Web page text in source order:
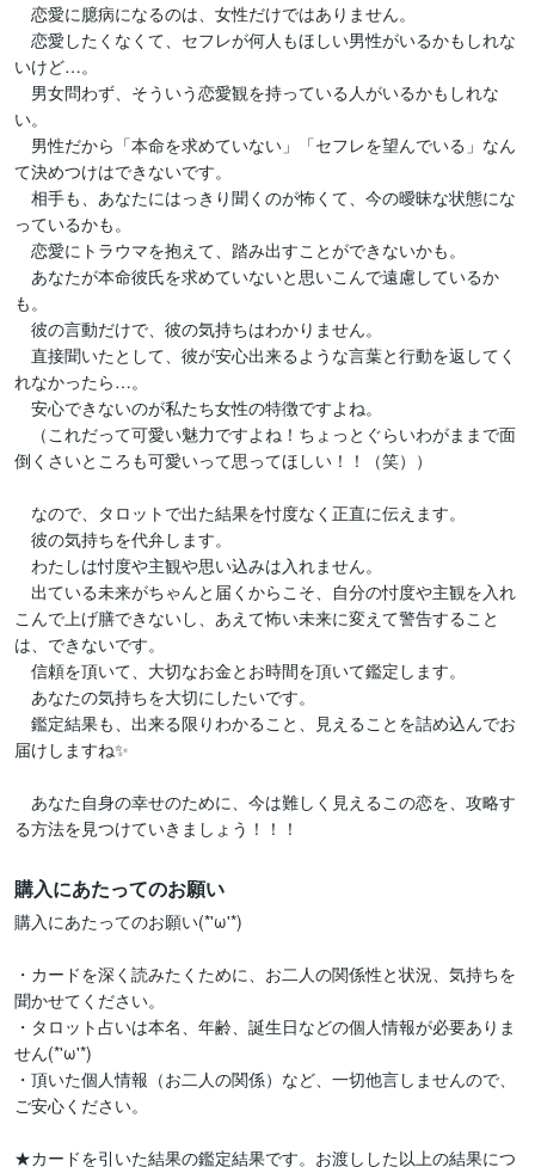
恋愛に臆病になるのは、女性だけではありません。
恋愛したくなくて、セフレが何人もほしい男性がいるかもしれな
いけど…。
男女問わず、そういう恋愛観を持っている人がいるかもしれな
い。
男性だから「本命を求めていない」「セフレを望んでいる」なん
て決めつけはできないです。
相手も、あなたにはっきり聞くのが怖くて、今の曖昧な状態にな
っているかも。
恋愛にトラウマを抱えて、踏み出すことができないかも。
あなたが本命彼氏を求めていないと思いこんで遠慮しているか
も。
彼の言動だけで、彼の気持ちはわかりません。
直接聞いたとして、彼が安心出来るような言葉と行動を返してく
れなかったら…。
安心できないのが私たち女性の特徴ですよね。
（これだって可愛い魅力ですよね！ちょっとぐらいわがままで面
倒くさいところも可愛いって思ってほしい！！（笑））
なので、タロットで出た結果を忖度なく正直に伝えます。
彼の気持ちを代弁します。
わたしは忖度や主観や思い込みは入れません。
出ている未来がちゃんと届くからこそ、自分の忖度や主観を入れ
こんで上げ膳できないし、あえて怖い未来に変えて警告すること
は、できないです。
信頼を頂いて、大切なお金とお時間を頂いて鑑定します。
あなたの気持ちを大切にしたいです。
鑑定結果も、出来る限りわかること、見えることを詰め込んでお
届けしますね✨
あなた自身の幸せのために、今は難しく見えるこの恋を、攻略す
る方法を見つけていきましょう！！！
購入にあたってのお願い
購入にあたってのお願い(*'ω'*)
・カードを深く読みたくために、お二人の関係性と状況、気持ちを
聞かせてください。
・タロット占いは本名、年齢、誕生日などの個人情報が必要ありま
せん(*'ω'*)
・頂いた個人情報（お二人の関係）など、一切他言しませんので、
ご安心ください。
★カードを引いた結果の鑑定結果です。お渡しした以上の結果につ